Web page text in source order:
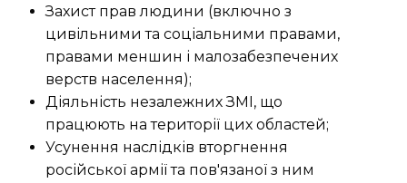
Захист прав людини (включно з
цивільними та соціальними правами,
правами меншин і малозабезпечених
верств населення);
Діяльність незалежних ЗМІ, що
працюють на території цих областей;
Усунення наслідків вторгнення
російської армії та пов'язаної з ним